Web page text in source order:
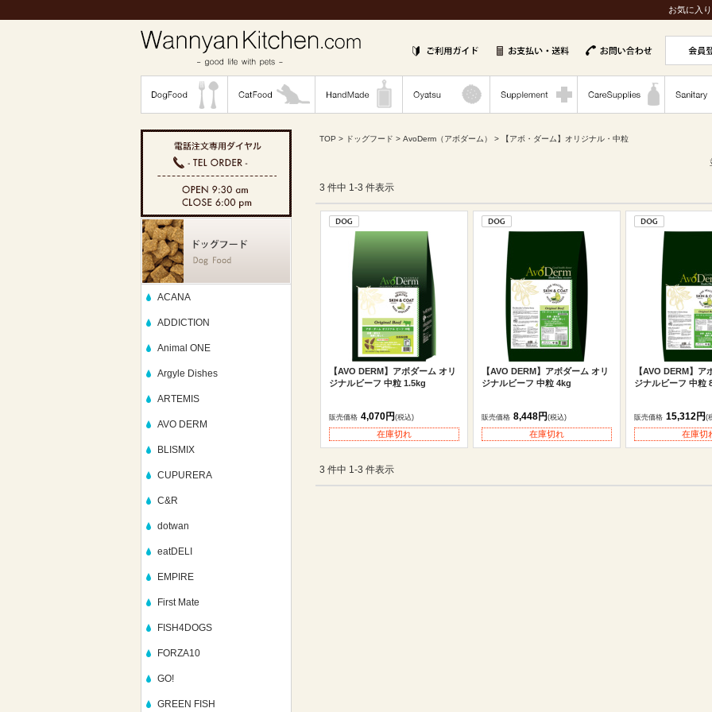
お気に入
ACANA
ADDICTION
Animal ONE
Argyle Dishes
ARTEMIS
AVO DERM
BLISMIX
CUPURERA
C&R
dotwan
eatDELI
EMPIRE
First Mate
FISH4DOGS
FORZA10
GO!
GREEN FISH
TOP > ドッグフード > AvoDerm（アボダーム） > 【アボ・ダーム】オリジナル・中粒
3 件中 1-3 件表示
【AVO DERM】アボダーム オリ
ジナルビーフ 中粒 1.5kg
販売価格 4,070円(税込)
在庫切れ
【AVO DERM】アボダーム オリ
ジナルビーフ 中粒 4kg
販売価格 8,448円(税込)
在庫切れ
【AVO DERM】ア
ジナルビーフ 中粒
販売価格 15,312円(
在庫切
3 件中 1-3 件表示